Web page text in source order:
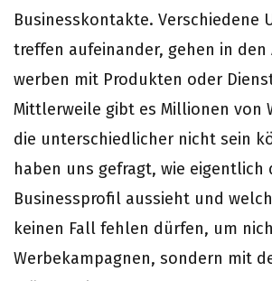
Businesskontakte. Verschiedene
treffen aufeinander, gehen in den
werben mit Produkten oder
Mittlerweile gibt es Millionen von
die unterschiedlicher nicht sein
haben uns gefragt, wie eigentlich
Businessprofil aussieht und
keinen Fall fehlen dürfen, um
Werbekampagnen, sondern mit